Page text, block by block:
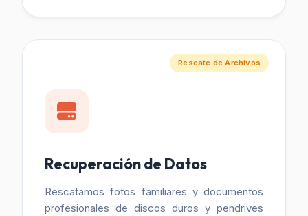
Rescate de Archivos
Recuperación de Datos
Rescatamos fotos familiares y documentos
profesionales de discos duros y pendrives